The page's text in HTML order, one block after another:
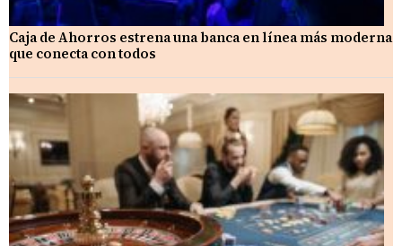
Caja de Ahorros estrena una banca en línea más moderna
que conecta con todos